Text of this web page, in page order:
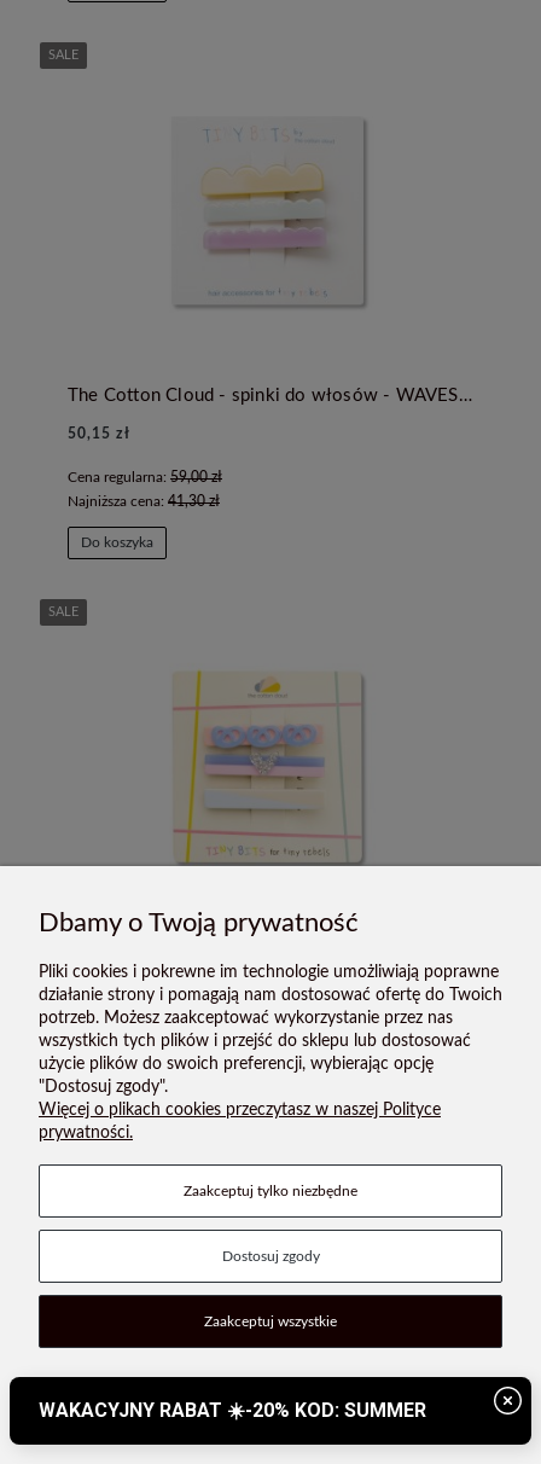
The Cotton Cloud - spinki do włosów - WAVES PASTEL
50,15 zł
Cena regularna: 59,00 zł
Najniższa cena: 41,30 zł
Do koszyka
SALE
50,15 zł
Cena regularna:59,00 zł
Najniższa cena:41,30 zł
Do koszyka
SALE
SALE
Dbamy o Twoją prywatność
Pliki cookies i pokrewne im technologie umożliwiają poprawne
działanie strony i pomagają nam dostosować ofertę do Twoich
potrzeb. Możesz zaakceptować wykorzystanie przez nas
wszystkich tych plików i przejść do sklepu lub dostosować
użycie plików do swoich preferencji, wybierając opcję
"Dostosuj zgody".
Więcej o plikach cookies przeczytasz w naszej Polityce
prywatności.
Zaakceptuj tylko niezbędne
Dostosuj zgody
Zaakceptuj wszystkie